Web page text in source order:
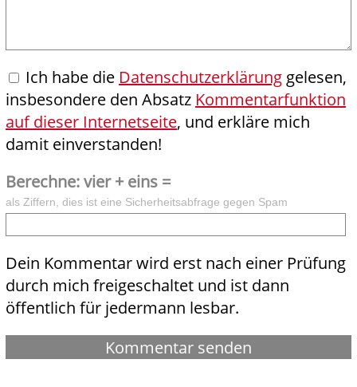
Ich habe die Datenschutzerklärung gelesen,
insbesondere den Absatz Kommentarfunktion
auf dieser Internetseite, und erkläre mich
damit einverstanden!
Berechne: vier + eins =
als Ziffern, dies ist eine Sicherheitsabfrage gegen Spam
Dein Kommentar wird erst nach einer Prüfung
durch mich freigeschaltet und ist dann
öffentlich für jedermann lesbar.